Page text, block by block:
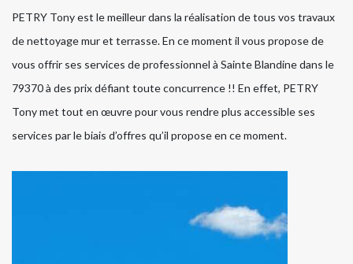
PETRY Tony est le meilleur dans la réalisation de tous vos travaux
de nettoyage mur et terrasse. En ce moment il vous propose de
vous offrir ses services de professionnel à Sainte Blandine dans le
79370 à des prix défiant toute concurrence !! En effet, PETRY
Tony met tout en œuvre pour vous rendre plus accessible ses
services par le biais d’offres qu’il propose en ce moment.